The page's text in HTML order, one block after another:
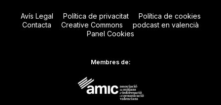
Avís Legal Política de privacitat
Política de cookies
Contacta
Creative Commons
podcast en valencià
Panel Cookies
Membres de: